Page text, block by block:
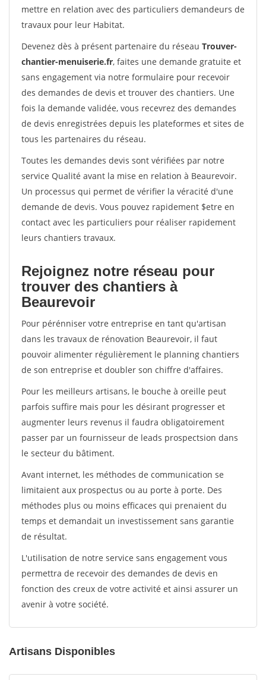
mettre en relation avec des particuliers demandeurs de
travaux pour leur Habitat.
Devenez dès à présent partenaire du réseau Trouver-
chantier-menuiserie.fr, faites une demande gratuite et
sans engagement via notre formulaire pour recevoir
des demandes de devis et trouver des chantiers. Une
fois la demande validée, vous recevrez des demandes
de devis enregistrées depuis les plateformes et sites de
tous les partenaires du réseau.
Toutes les demandes devis sont vérifiées par notre
service Qualité avant la mise en relation à Beaurevoir.
Un processus qui permet de vérifier la véracité d'une
demande de devis. Vous pouvez rapidement $etre en
contact avec les particuliers pour réaliser rapidement
leurs chantiers travaux.
Rejoignez notre réseau pour
trouver des chantiers à
Beaurevoir
Pour pérénniser votre entreprise en tant qu'artisan
dans les travaux de rénovation Beaurevoir, il faut
pouvoir alimenter régulièrement le planning chantiers
de son entreprise et doubler son chiffre d'affaires.
Pour les meilleurs artisans, le bouche à oreille peut
parfois suffire mais pour les désirant progresser et
augmenter leurs revenus il faudra obligatoirement
passer par un fournisseur de leads prospectsion dans
le secteur du bâtiment.
Avant internet, les méthodes de communication se
limitaient aux prospectus ou au porte à porte. Des
méthodes plus ou moins efficaces qui prenaient du
temps et demandait un investissement sans garantie
de résultat.
L'utilisation de notre service sans engagement vous
permettra de recevoir des demandes de devis en
fonction des creux de votre activité et ainsi assurer un
avenir à votre société.
Artisans Disponibles